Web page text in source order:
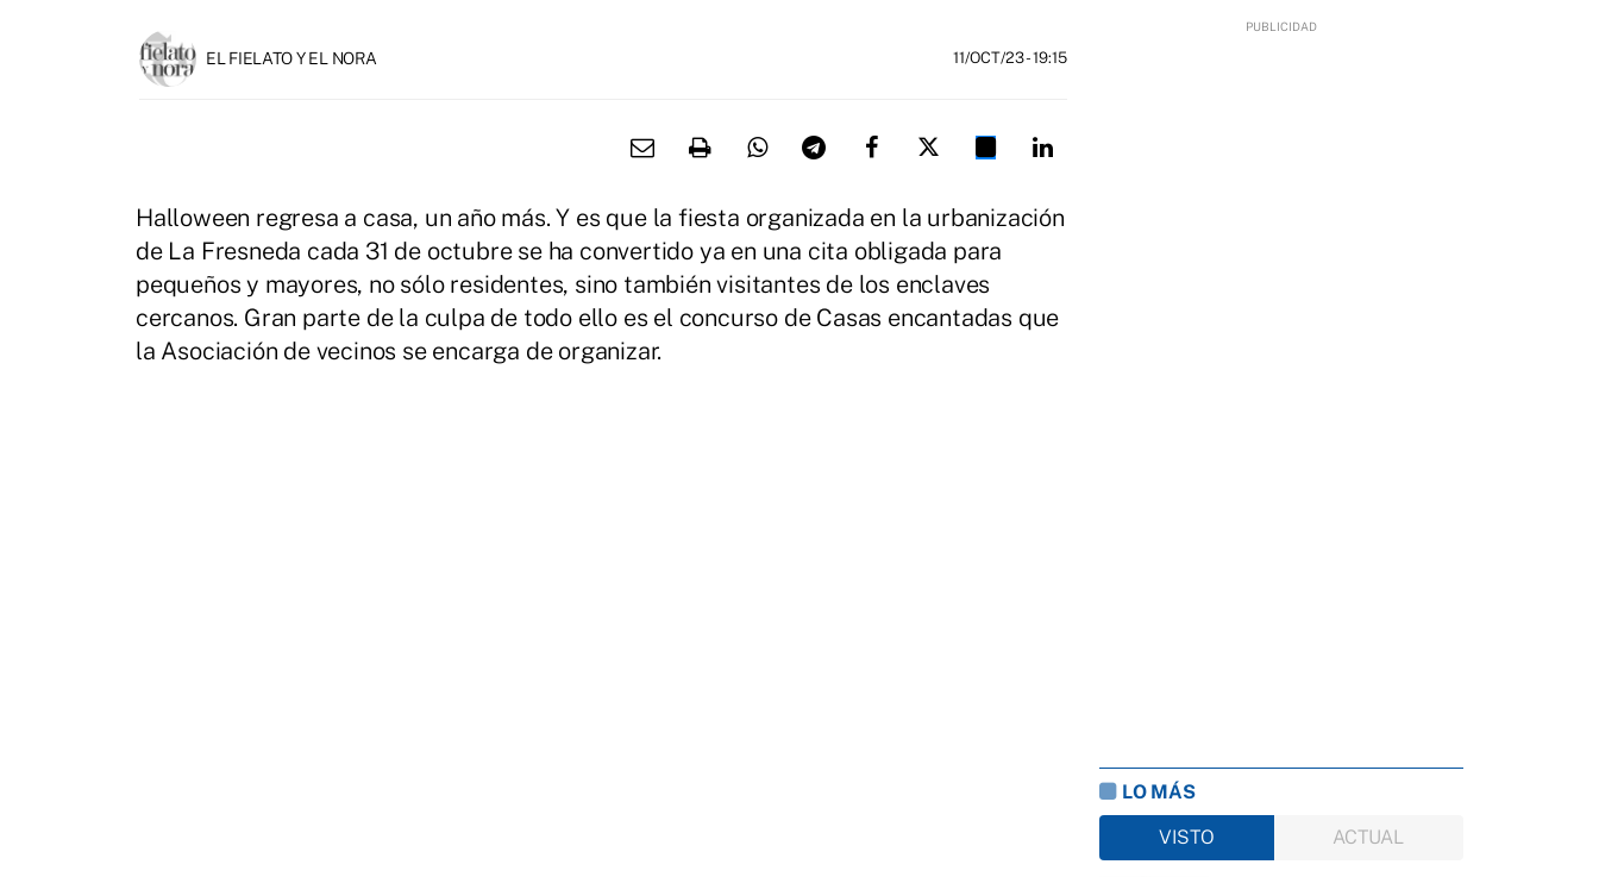
EL FIELATO Y EL NORA 11/OCT/23- 19:15
Halloween regresa a casa, un año más. Y es que la fiesta organizada en la urbanización
de La Fresneda cada 31 de octubre se ha convertido ya en una cita obligada para
pequeños y mayores, no sólo residentes, sino también visitantes de los enclaves
cercanos. Gran parte de la culpa de todo ello es el concurso de Casas encantadas que
la Asociación de vecinos se encarga de organizar.
LO MÁS
VISTO
ACTUAL